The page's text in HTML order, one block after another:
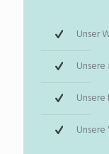
Unser
Unsere
Unsere
Unsere